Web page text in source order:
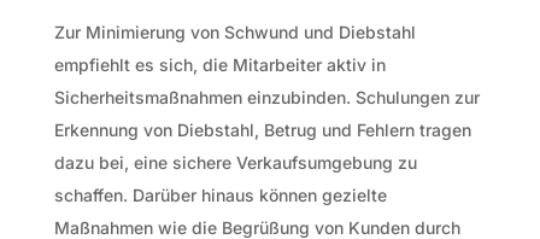
Zur Minimierung von Schwund und Diebstahl
empfiehlt es sich, die Mitarbeiter aktiv in
Sicherheitsmaßnahmen einzubinden. Schulungen zur
Erkennung von Diebstahl, Betrug und Fehlern tragen
dazu bei, eine sichere Verkaufsumgebung zu
schaffen. Darüber hinaus können gezielte
Maßnahmen wie die Begrüßung von Kunden durch